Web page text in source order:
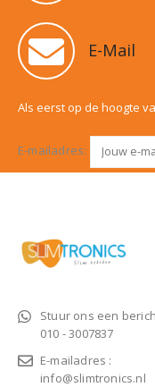
E-Mail
Als eerst op de hoogte
E-mailadres:
Stuur ons een
010 - 3007837
E-mailadres :
info@slimtronics.nl